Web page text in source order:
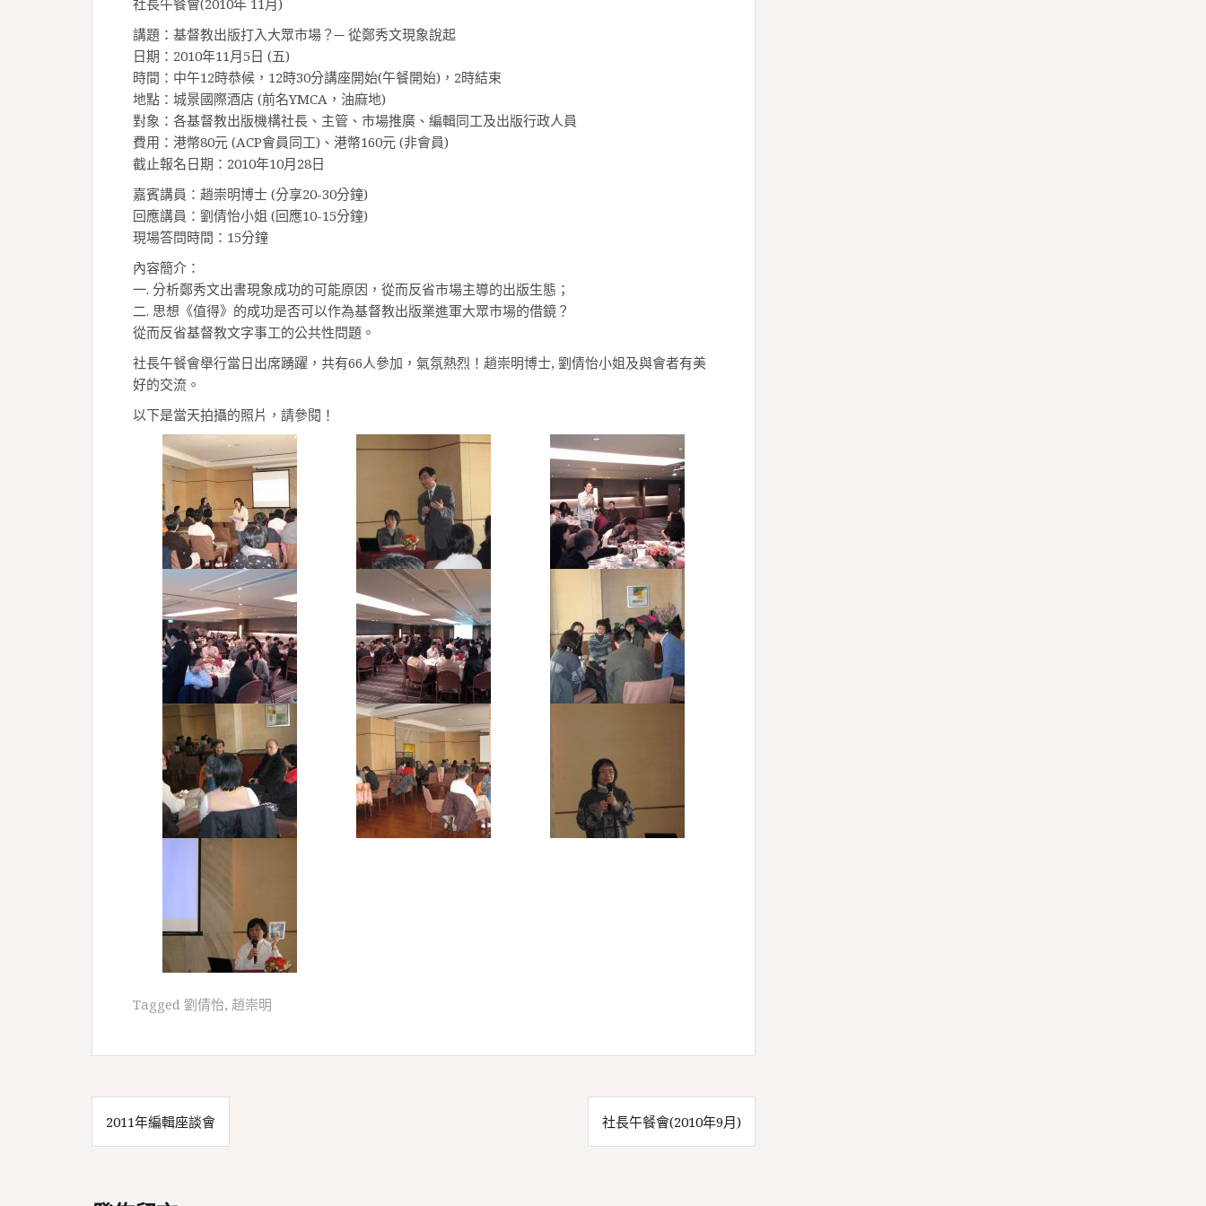
社長午餐會(2010年 11月)
講題：基督教出版打入大眾市場？─ 從鄭秀文現象說起
日期：2010年11月5日 (五)
時間：中午12時恭候，12時30分講座開始(午餐開始)，2時結束
地點：城景國際酒店 (前名YMCA，油麻地)
對象：各基督教出版機構社長、主管、市場推廣、編輯同工及出版行政人員
費用：港幣80元 (ACP會員同工)、港幣160元 (非會員)
截止報名日期：2010年10月28日
嘉賓講員：趙崇明博士 (分享20-30分鐘)
回應講員：劉倩怡小姐 (回應10-15分鐘)
現場答問時間：15分鐘
內容簡介：
一. 分析鄭秀文出書現象成功的可能原因，從而反省市場主導的出版生態；
二. 思想《值得》的成功是否可以作為基督教出版業進軍大眾市場的借鏡？
從而反省基督教文字事工的公共性問題。
社長午餐會舉行當日出席踴躍，共有66人參加，氣氛熱烈！趙崇明博士, 劉倩怡小姐及與會者有美
好的交流。
以下是當天拍攝的照片，請參閱！
Tagged 劉倩怡, 趙崇明
文
章
覽
2011年編輯座談會 社長午餐會(2010年9月)